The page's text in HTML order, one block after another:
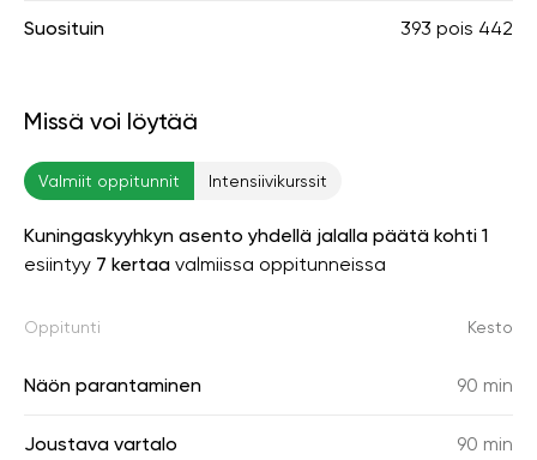
Suosituin 393 pois 442
Missä voi löytää
Valmiit oppitunnit Intensiivikurssit
Kuningaskyyhkyn asento yhdellä jalalla päätä kohti 1
esiintyy 7 kertaa valmiissa oppitunneissa
Oppitunti Kesto
Näön parantaminen 90 min
Joustava vartalo 90 min